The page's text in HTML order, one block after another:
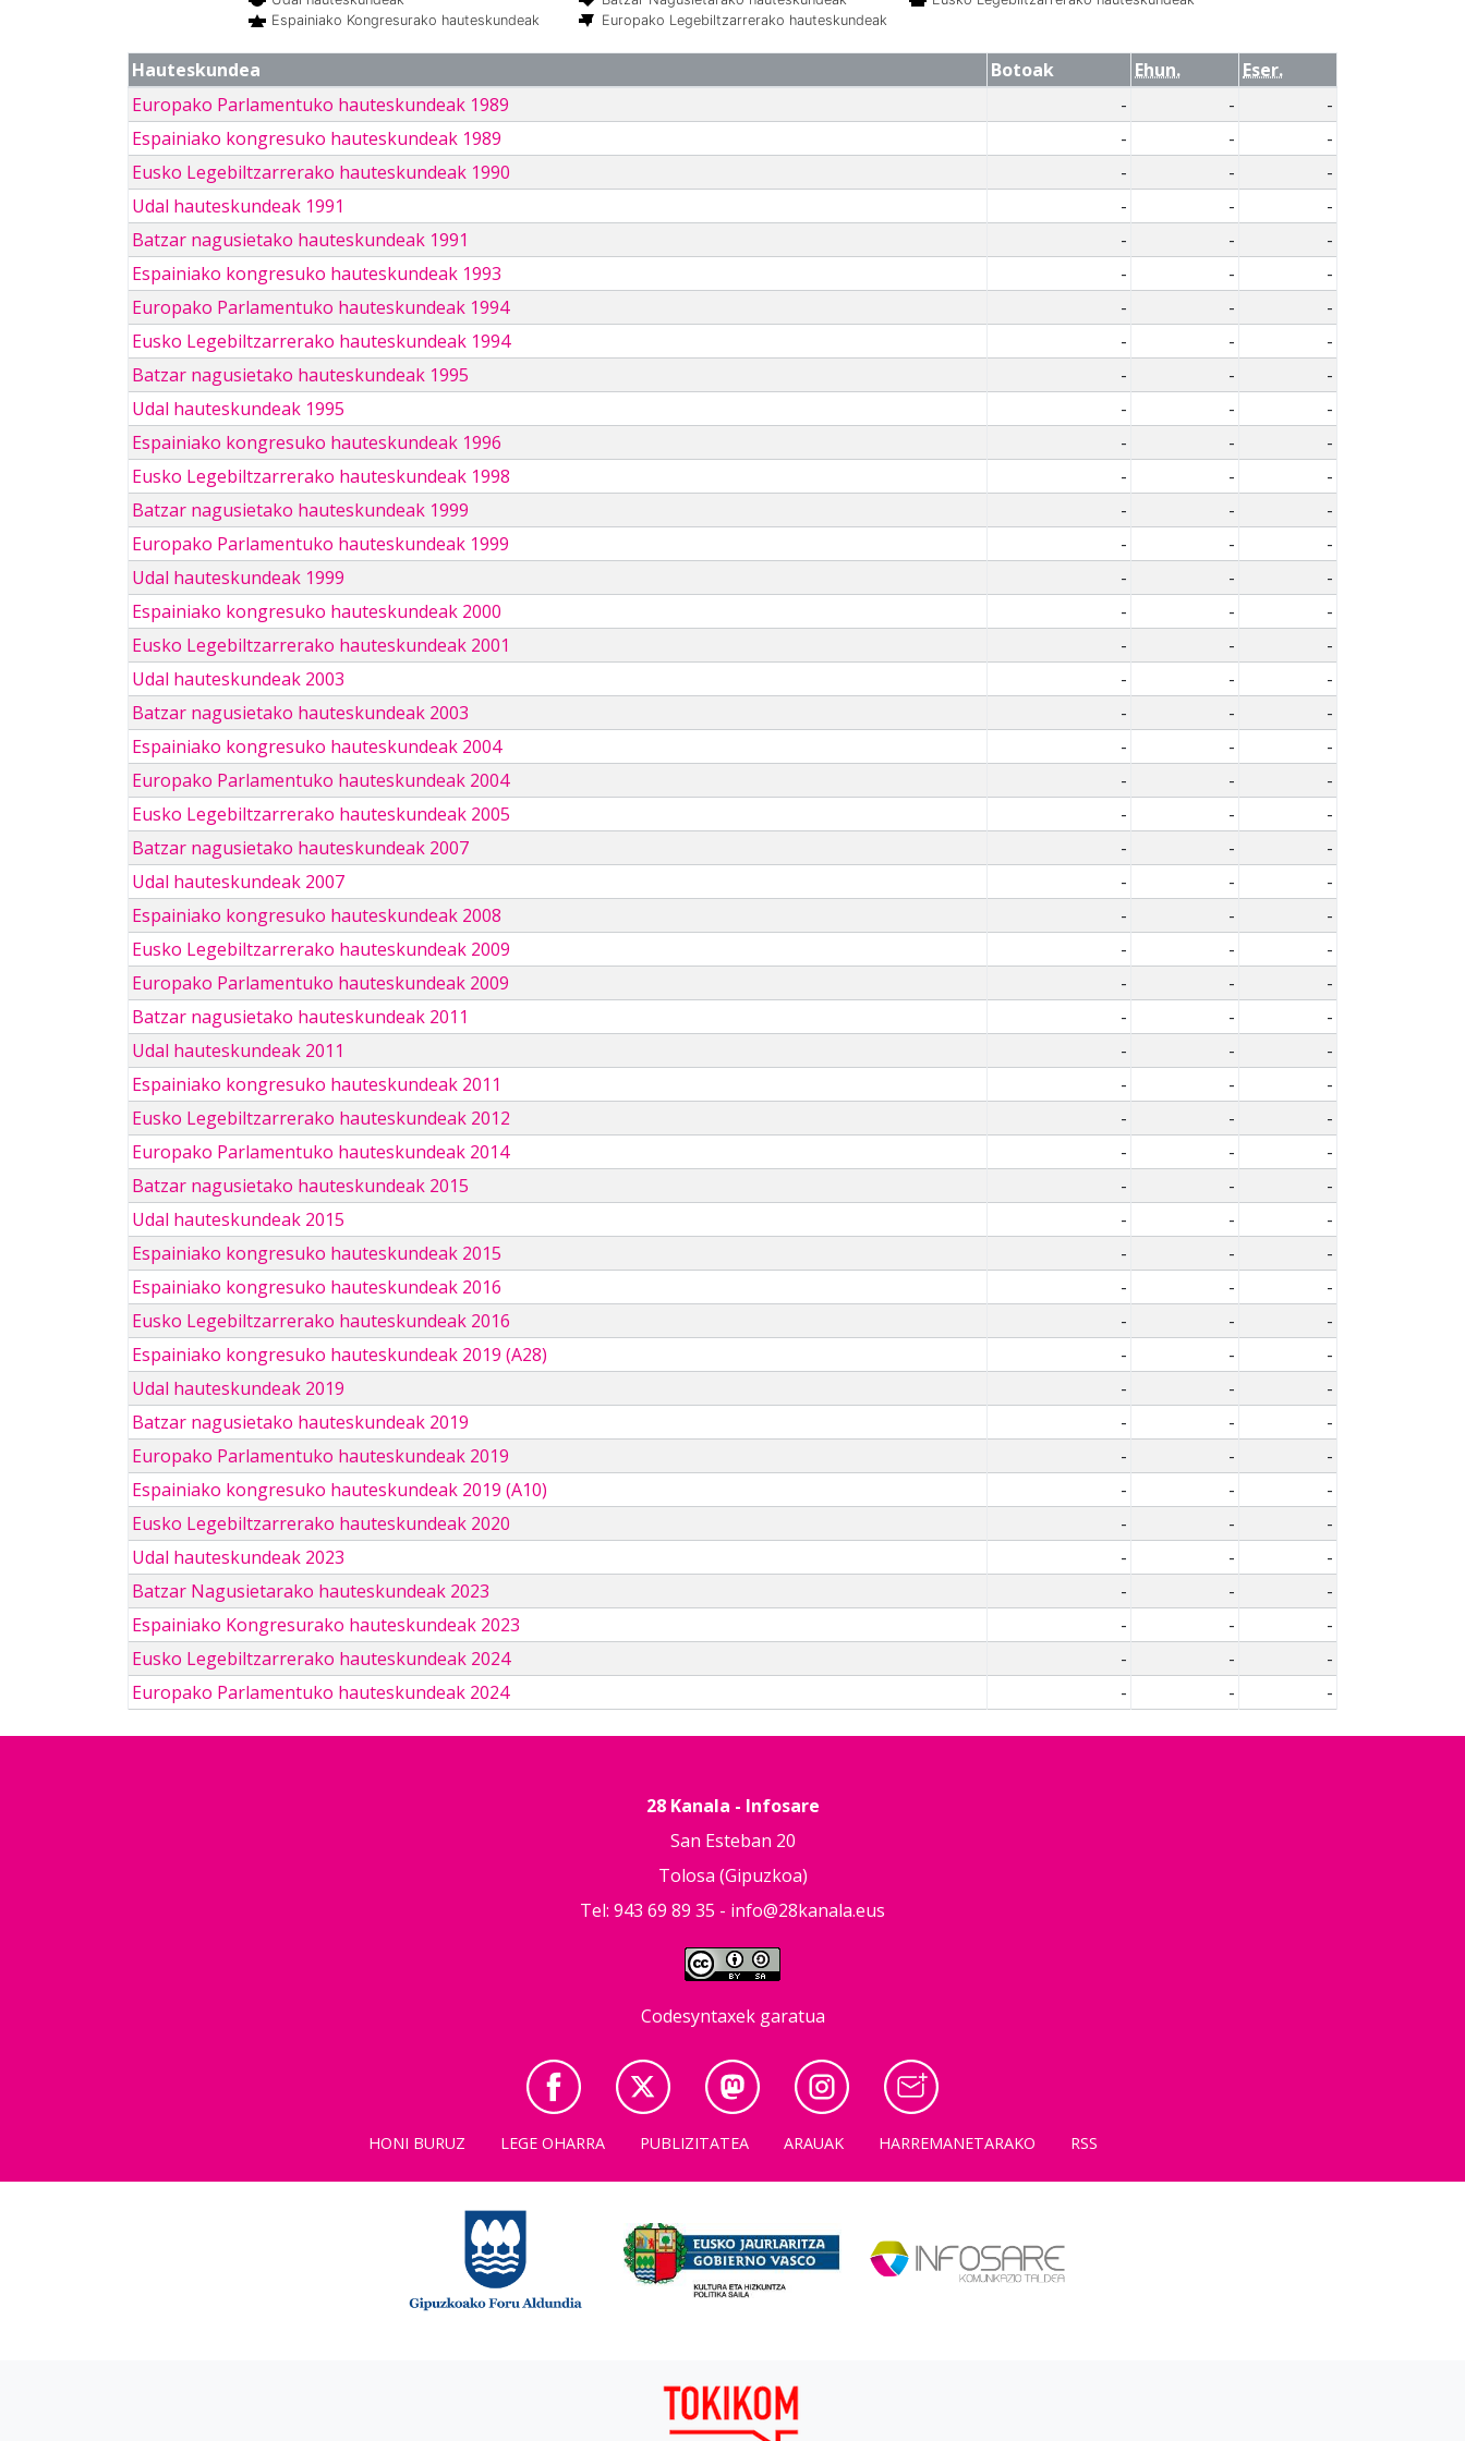
Espainiako Kongresurako hauteskundeak
Europako Legebiltzarrerako hauteskundeak
Hauteskundea Botoak Ehun.
Eser.
Europako Parlamentuko hauteskundeak 1989
- -
-
Espainiako kongresuko hauteskundeak 1989
- -
-
Eusko Legebiltzarrerako hauteskundeak 1990
- -
-
Udal hauteskundeak 1991
- -
-
Batzar nagusietako hauteskundeak 1991
- -
-
Espainiako kongresuko hauteskundeak 1993
- -
-
Europako Parlamentuko hauteskundeak 1994
- -
-
Eusko Legebiltzarrerako hauteskundeak 1994
- -
-
Batzar nagusietako hauteskundeak 1995
- -
-
Udal hauteskundeak 1995
- -
-
Espainiako kongresuko hauteskundeak 1996
- -
-
Eusko Legebiltzarrerako hauteskundeak 1998
- -
-
Batzar nagusietako hauteskundeak 1999
- -
-
Europako Parlamentuko hauteskundeak 1999
- -
-
Udal hauteskundeak 1999
- -
-
Espainiako kongresuko hauteskundeak 2000
- -
-
Eusko Legebiltzarrerako hauteskundeak 2001
- -
-
Udal hauteskundeak 2003
- -
-
Batzar nagusietako hauteskundeak 2003
- -
-
Espainiako kongresuko hauteskundeak 2004
- -
-
Europako Parlamentuko hauteskundeak 2004
- -
-
Eusko Legebiltzarrerako hauteskundeak 2005
- -
-
Batzar nagusietako hauteskundeak 2007
- -
-
Udal hauteskundeak 2007
- -
-
Espainiako kongresuko hauteskundeak 2008
- -
-
Eusko Legebiltzarrerako hauteskundeak 2009
- -
-
Europako Parlamentuko hauteskundeak 2009
- -
-
Batzar nagusietako hauteskundeak 2011
- -
-
Udal hauteskundeak 2011
- -
-
Espainiako kongresuko hauteskundeak 2011
- -
-
Eusko Legebiltzarrerako hauteskundeak 2012
- -
-
Europako Parlamentuko hauteskundeak 2014
- -
-
Batzar nagusietako hauteskundeak 2015
- -
-
Udal hauteskundeak 2015
- -
-
Espainiako kongresuko hauteskundeak 2015
- -
-
Espainiako kongresuko hauteskundeak 2016
- -
-
Eusko Legebiltzarrerako hauteskundeak 2016
- -
-
Espainiako kongresuko hauteskundeak 2019 (A28)
- -
-
Udal hauteskundeak 2019
- -
-
Batzar nagusietako hauteskundeak 2019
- -
-
Europako Parlamentuko hauteskundeak 2019
- -
-
Espainiako kongresuko hauteskundeak 2019 (A10)
- -
-
Eusko Legebiltzarrerako hauteskundeak 2020
- -
-
Udal hauteskundeak 2023
- -
-
Batzar Nagusietarako hauteskundeak 2023
- -
-
Espainiako Kongresurako hauteskundeak 2023
- -
-
Eusko Legebiltzarrerako hauteskundeak 2024
- -
-
Europako Parlamentuko hauteskundeak 2024
- - -
28 Kanala - Infosare
San Esteban 20
Tolosa (Gipuzkoa)
Tel: 943 69 89 35 - info@28kanala.eus
Codesyntaxek garatua
HONI BURUZ LEGE OHARRA PUBLIZITATEA ARAUAK HARREMANETARAKO RSS